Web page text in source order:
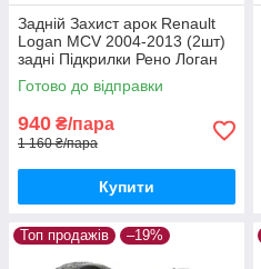
Задній Захист арок Renault
Logan MCV 2004-2013 (2шт)
задні Підкрилки Рено Логан
МЦВ до 2013 пара задніх
Готово до відправки
940 ₴/пара
1 160 ₴/пара
Купити
Топ продажів –19%